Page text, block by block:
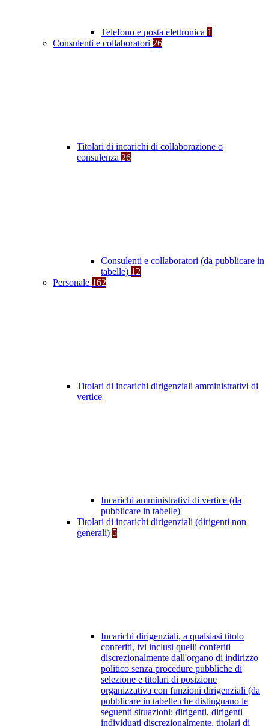
Telefono e posta elettronica 1
Consulenti e collaboratori 26
Titolari di incarichi di collaborazione o
consulenza 26
Consulenti e collaboratori (da pubblicare in
tabelle) 12
Personale 162
Titolari di incarichi dirigenziali amministrativi di
vertice
Incarichi amministrativi di vertice (da
pubblicare in tabelle)
Titolari di incarichi dirigenziali (dirigenti non
generali) 5
Incarichi dirigenziali, a qualsiasi titolo
conferiti, ivi inclusi quelli conferiti
discrezionalmente dall'organo di indirizzo
politico senza procedure pubbliche di
selezione e titolari di posizione
organizzativa con funzioni dirigenziali (da
pubblicare in tabelle che distinguano le
seguenti situazioni: dirigenti, dirigenti
individuati discrezionalmente, titolari di